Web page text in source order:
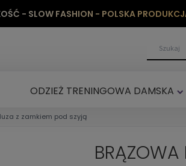
- SLOW FASHION - POLSKA
ODZIEŻ TRENINGOWA DAMSKA
z zamkiem pod szyją
BRĄZOWA